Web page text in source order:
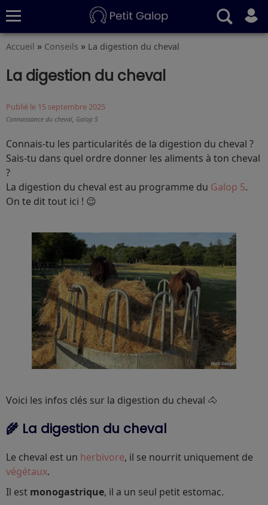
Quiz
Conseils
Fiches
S’abonner
Accueil » Conseils » La digestion du cheval
La digestion du cheval
Publié le 15 septembre 2025
Connaissance du cheval, Galop 5
Connais-tu les particularités de la digestion du cheval ?
Sais-tu dans quel ordre donner les aliments à ton cheval
?
La digestion du cheval est au programme du Galop 5.
On te dit tout ici ! 😉
Voici les infos clés sur la digestion du cheval 🐴
🌾 La digestion du cheval
Le cheval est un herbivore, il se nourrit uniquement de
végétaux.
Il est monogastrique, il a un seul petit estomac.